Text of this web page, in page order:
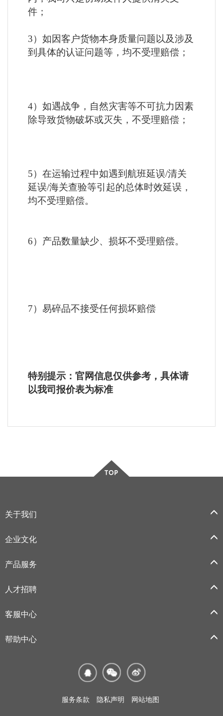
件；
3）如因客户货物本身质量问题以及涉及
到具体的认证问题等，均不受理赔偿；
4）如遇战争，自然灾害等不可抗力因素
除导致货物破坏或灭失，不受理赔偿；
5）在运输过程中如遇到航班延误/清关
延误/海关查验等引起的总体时效延误，
均不受理赔偿。
6）产品数量缺少、损坏不受理赔偿。
7）易碎品不接受任何损坏赔偿
特别提示：官网信息仅供参考，具体请
以我司报价表为标准
关于我们
企业文化
产品服务
人才招聘
客服中心
帮助中心
服务条款 隐私声明
网站地图